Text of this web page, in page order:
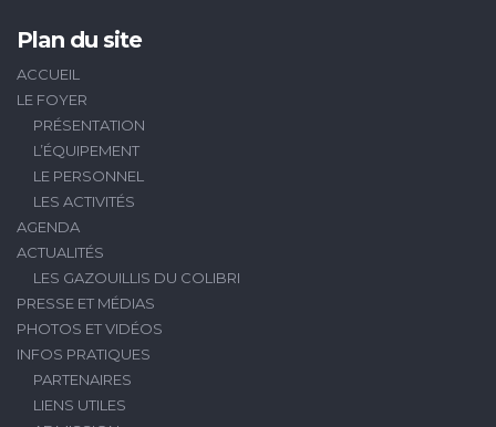
Plan du site
ACCUEIL
LE FOYER
PRÉSENTATION
L’ÉQUIPEMENT
LE PERSONNEL
LES ACTIVITÉS
AGENDA
ACTUALITÉS
LES GAZOUILLIS DU COLIBRI
PRESSE ET MÉDIAS
PHOTOS ET VIDÉOS
INFOS PRATIQUES
PARTENAIRES
LIENS UTILES